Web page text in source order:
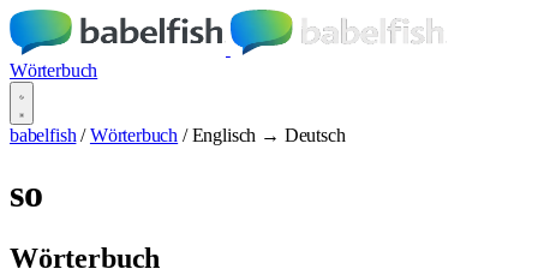
Wörterbuch
babelfish / Wörterbuch / Englisch → Deutsch
so
Wörterbuch